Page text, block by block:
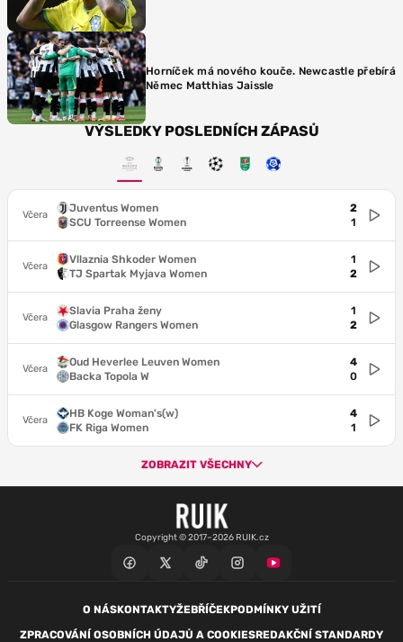
Horníček má nového kouče. Newcastle přebírá
Němec Matthias Jaissle
VÝSLEDKY POSLEDNÍCH ZÁPASŮ
Včera
Juventus Women
SCU Torreense Women
2
1
Včera
Vllaznia Shkoder Women
TJ Spartak Myjava Women
1
2
Včera
Slavia Praha ženy
Glasgow Rangers Women
1
2
Včera
Oud Heverlee Leuven Women
Backa Topola W
4
0
Včera
HB Koge Woman's(w)
FK Riga Women
4
1
ZOBRAZIT VŠECHNY
Copyright © 2017–2026 RUIK.cz
O NÁSKONTAKTYŽEBŘÍČEKPODMÍNKY UŽITÍ
ZPRACOVÁNÍ OSOBNÍCH ÚDAJŮ A COOKIESREDAKČNÍ STANDARDY